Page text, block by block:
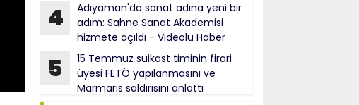
4
Adıyaman'da sanat adına yeni bir
adım: Sahne Sanat Akademisi
hizmete açıldı - Videolu Haber
5
15 Temmuz suikast timinin firari
üyesi FETÖ yapılanmasını ve
Marmaris saldırısını anlattı